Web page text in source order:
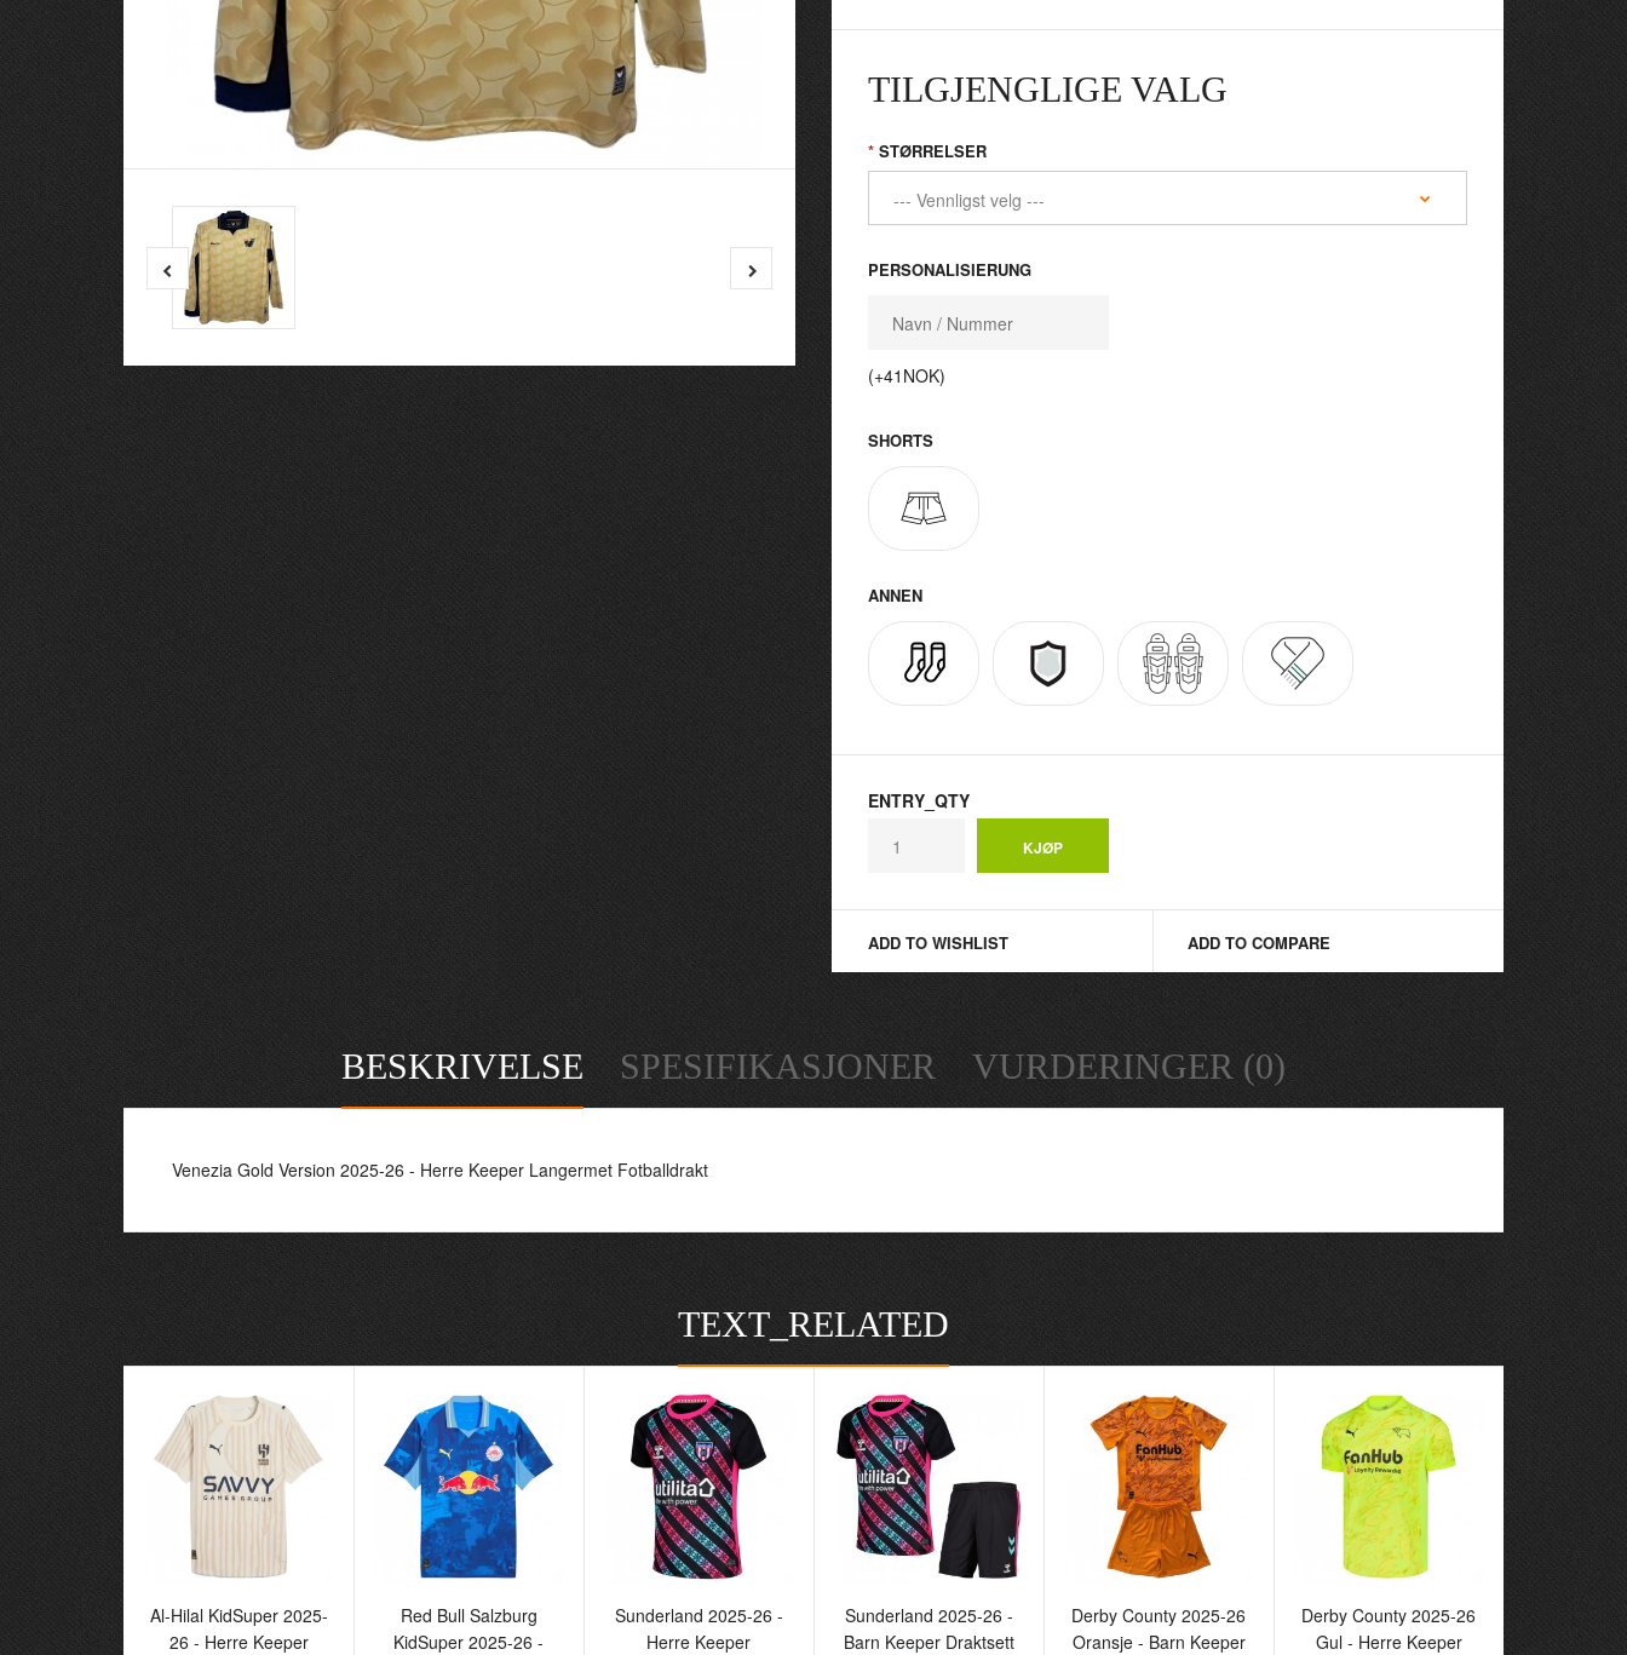
TILGJENGLIGE VALG
STØRRELSER
PERSONALISIERUNG
(+41NOK)
SHORTS
ANNEN
ENTRY_QTY
ADD TO WISHLIST ADD TO COMPARE
BESKRIVELSE SPESIFIKASJONER VURDERINGER (0)
Venezia Gold Version 2025-26 - Herre Keeper Langermet Fotballdrakt
TEXT_RELATED
Al-Hilal KidSuper 2025-
26 - Herre Keeper
Red Bull Salzburg
KidSuper 2025-26 -
Sunderland 2025-26 -
Herre Keeper
Sunderland 2025-26 -
Barn Keeper Draktsett
Derby County 2025-26
Oransje - Barn Keeper
Derby County 2025-26
Gul - Herre Keeper